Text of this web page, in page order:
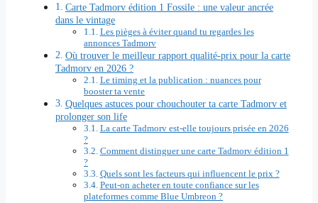
Carte Tadmorv édition 1 Fossile : une valeur ancrée
dans le vintage
Les pièges à éviter quand tu regardes les
annonces Tadmorv
Où trouver le meilleur rapport qualité-prix pour la carte
Tadmorv en 2026 ?
Le timing et la publication : nuances pour
booster ta vente
Quelques astuces pour chouchouter ta carte Tadmorv et
prolonger son life
La carte Tadmorv est-elle toujours prisée en 2026
?
Comment distinguer une carte Tadmorv édition 1
?
Quels sont les facteurs qui influencent le prix ?
Peut-on acheter en toute confiance sur les
plateformes comme Blue Umbreon ?